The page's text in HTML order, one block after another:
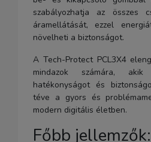
szabályozhatja az összes
áramellátását, ezzel
növelheti a biztonságot.
A Tech-Protect PCL3X4
mindazok számára, akik
hatékonyságot és
téve a gyors és
modern digitális életben.
Főbb jellemzők: